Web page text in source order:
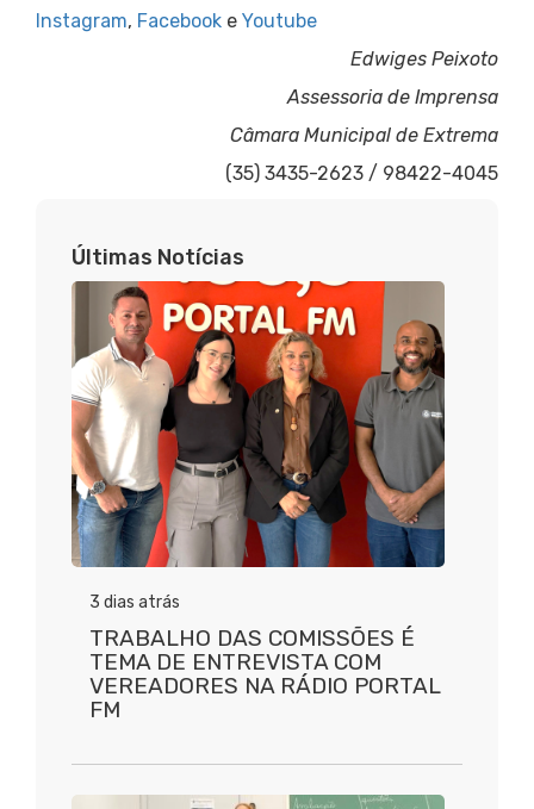
Instagram, Facebook e Youtube
Edwiges Peixoto
Assessoria de Imprensa
Câmara Municipal de Extrema
(35) 3435-2623 / 98422-4045
Últimas Notícias
3 dias atrás
TRABALHO DAS COMISSÕES É
TEMA DE ENTREVISTA COM
VEREADORES NA RÁDIO PORTAL
FM